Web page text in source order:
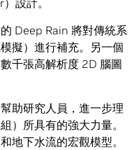
設計。
Deep Rain 將對傳統系
擬）進行補充。另一個
千張高解析度 2D 腦圖
助研究人員，進一步理
）所具有的強大力量。
地下水流的宏觀模型。